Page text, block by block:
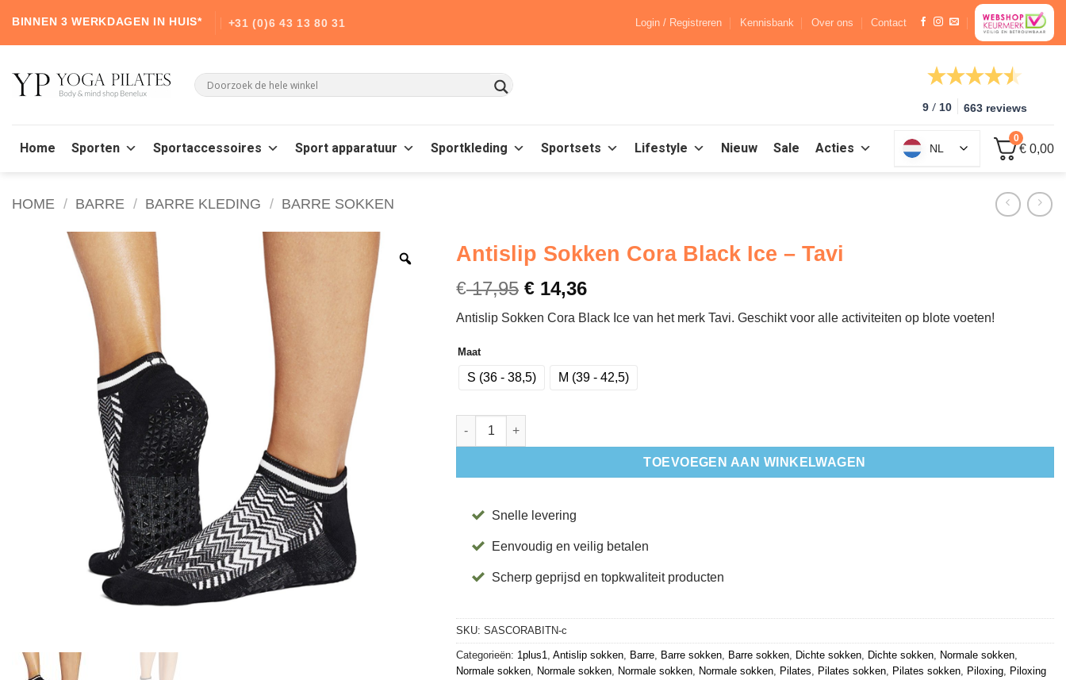
content
BINNEN 3 WERKDAGEN IN HUIS* +31 (0)6 43 13 80 31 Login / Registreren Kennisbank Over ons Contact
9 / 10 663 reviews
Home Sporten Sportaccessoires Sport apparatuur Sportkleding Sportsets Lifestyle Nieuw Sale Acties NL
0
€ 0,00
HOME / BARRE / BARRE KLEDING / BARRE SOKKEN
Antislip Sokken Cora Black Ice – Tavi
€17,95 € 14,36
Antislip Sokken Cora Black Ice van het merk Tavi. Geschikt voor alle activiteiten op blote voeten!
Maat
S (36 - 38,5) M (39 - 42,5)
Antislip Sokken Cora Black Ice - Tavi aantal
TOEVOEGEN AAN WINKELWAGEN
Snelle levering
Eenvoudig en veilig betalen
Scherp geprijsd en topkwaliteit producten
SKU: SASCORABITN-c
Categorieën: 1plus1, Antislip sokken, Barre, Barre sokken, Barre sokken, Dichte sokken, Dichte sokken, Normale sokken,
Normale sokken, Normale sokken, Normale sokken, Normale sokken, Pilates, Pilates sokken, Pilates sokken, Piloxing, Piloxing